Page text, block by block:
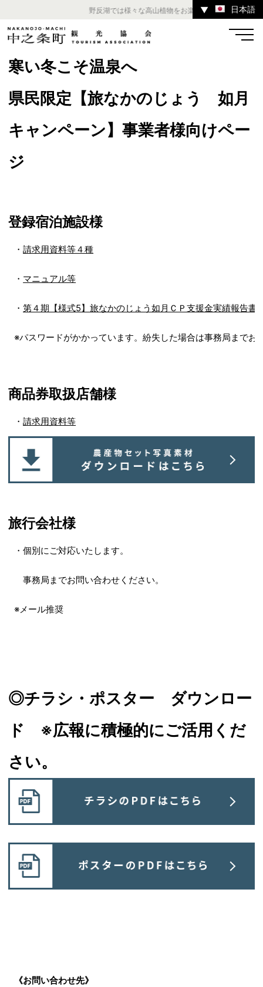
野反湖では様々な高山植物をお楽しみいただけます
▼ 日本語
温泉 宿 お店 スポット
寒い冬こそ温泉へ
県民限定【旅なかのじょう 如月
キャンペーン】事業者様向けペー
ジ
登録宿泊施設様
・請求用資料等４種
・ マニュアル等
・第４期【様式5】旅なかのじょう如月ＣＰ支援金実績報告書
※パスワードがかかっています。紛失した場合は事務局までお
商品券取扱店舗様
・請求用資料等
旅行会社様
・個別にご対応いたします。
事務局までお問い合わせください。
※メール推奨
◎チラシ・ポスター ダウンロー
ド ※広報に積極的にご活用くだ
さい。
《お問い合わせ先》